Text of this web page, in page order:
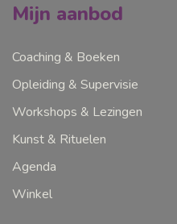
Mijn aanbod
Coaching & Boeken
Opleiding & Supervisie
Workshops & Lezingen
Kunst & Rituelen
Agenda
Winkel